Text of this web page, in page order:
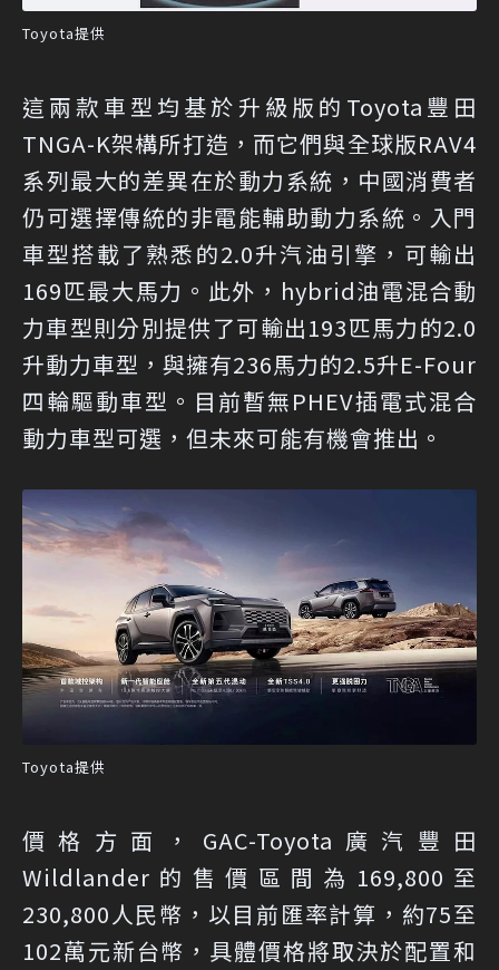
Toyota提供
這兩款車型均基於升級版的Toyota豐田
TNGA-K架構所打造，而它們與全球版RAV4
系列最大的差異在於動力系統，中國消費者
仍可選擇傳統的非電能輔助動力系統。入門
車型搭載了熟悉的2.0升汽油引擎，可輸出
169匹最大馬力。此外，hybrid油電混合動
力車型則分別提供了可輸出193匹馬力的2.0
升動力車型，與擁有236馬力的2.5升E-Four
四輪驅動車型。目前暫無PHEV插電式混合
動力車型可選，但未來可能有機會推出。
Toyota提供
價格方面，GAC-Toyota廣汽豐田
Wildlander的售價區間為169,800至
230,800人民幣，以目前匯率計算，約75至
102萬元新台幣，具體價格將取決於配置和